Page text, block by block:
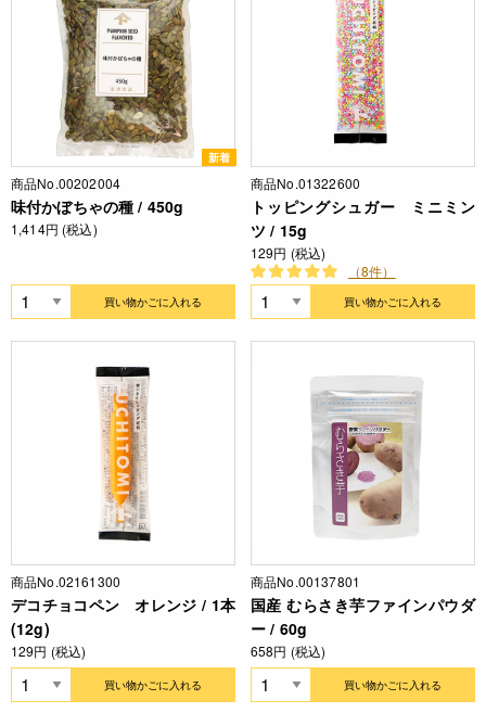
新着
商品No.00202004
味付かぼちゃの種 / 450g
1,414円 (税込)
買い物かごに入れる
商品No.01322600
トッピングシュガー ミニミン
ツ / 15g
129円 (税込)
（8件）
買い物かごに入れる
商品No.02161300
デコチョコペン オレンジ / 1本
(12g)
129円 (税込)
買い物かごに入れる
商品No.00137801
国産 むらさき芋ファインパウダ
ー / 60g
658円 (税込)
買い物かごに入れる